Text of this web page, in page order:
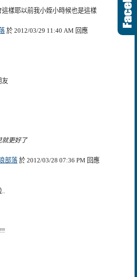
樣耶以前我小姪小時候也是這樣
於 2012/03/29 11:40 AM 回應
友
就更好了
部落 於 2012/03/28 07:36 PM 回應